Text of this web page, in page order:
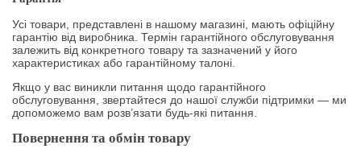
Усі товари, представлені в нашому магазині, мають офіційну
гарантію від виробника. Термін гарантійного обслуговування
залежить від конкретного товару та зазначений у його
характеристиках або гарантійному талоні.
Якщо у вас виникли питання щодо гарантійного
обслуговування, звертайтеся до нашої служби підтримки — ми
допоможемо вам розв’язати будь-які питання.
Повернення та обмін товару